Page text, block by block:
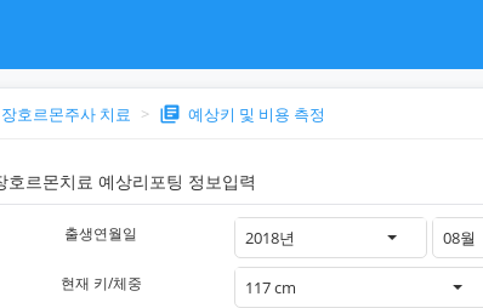
호르몬주사 치료 library_books 예상키 및 비용 측정
호르몬치료 예상리포팅 정보입력
출생연월일 2018년 08월
현재 키/체중 117 cm